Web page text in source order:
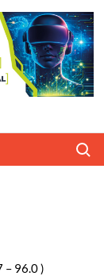
– 96.0 )